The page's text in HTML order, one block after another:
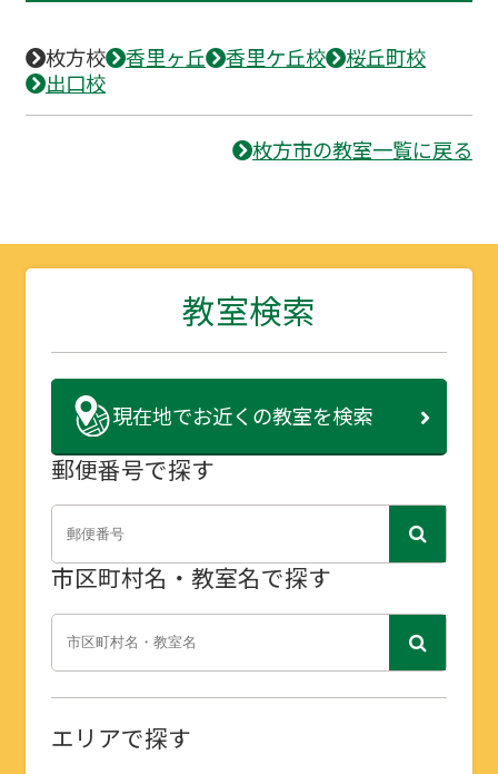
枚方校 香里ヶ丘 香里ケ丘校
桜丘町校
出口校
枚方市の教室一覧に戻る
教室検索
現在地でお近くの教室を検索
郵便番号で探す
市区町村名・教室名で探す
エリアで探す